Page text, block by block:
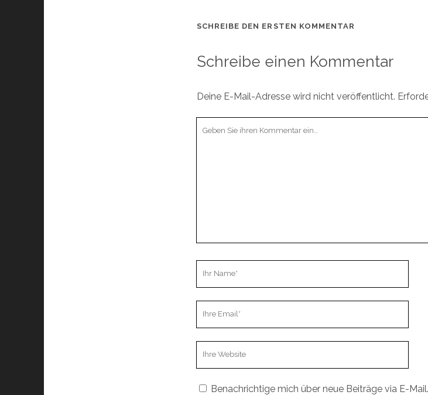
SCHREIBE DEN ERSTEN KOMMENTAR
Schreibe einen Kommentar
Deine E-Mail-Adresse wird nicht veröffentlicht.
Benachrichtige mich über neue Beiträge via E-Mail.